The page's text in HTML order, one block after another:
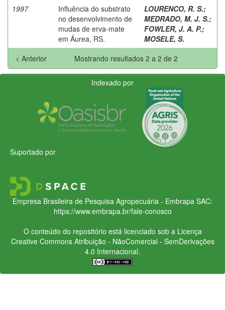
1997
Influência do substrato
no desenvolvimento de
mudas de erva-mate
em Áurea, RS.
LOURENCO, R. S.;
MEDRADO, M. J. S.;
FOWLER, J. A. P.;
MOSELE, S.
Mostrando resultados 2 a 2 de 2
< Anterior
Indexado por
Suportado por
Empresa Brasileira de Pesquisa Agropecuária - Embrapa SAC:
https://www.embrapa.br/fale-conosco
O conteúdo do repositório está licenciado sob a Licença
Creative CommonsAtribuição - NãoComercial - SemDerivações
4.0 Internacional.